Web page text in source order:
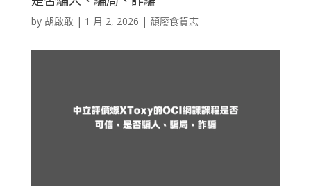
by 胡啟敢| 1 月 2, 2026 | 頹廢食貨志